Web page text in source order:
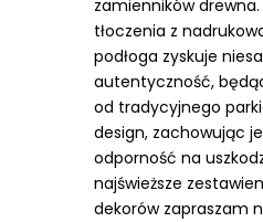
zamienników
tłoczenia z
podłoga zyskuje
autentyczność,
od tradycyjnego
design, zachowując
odporność na
najświeższe
dekorów zapraszam